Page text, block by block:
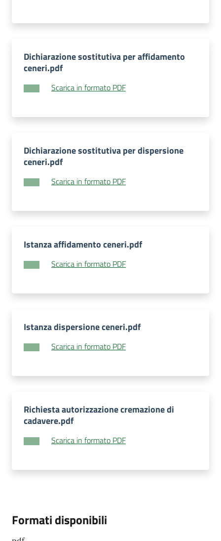
Dichiarazione sostitutiva per affidamento
ceneri.pdf
Scarica in formato PDF
Dichiarazione sostitutiva per dispersione
ceneri.pdf
Scarica in formato PDF
Istanza affidamento ceneri.pdf
Scarica in formato PDF
Istanza dispersione ceneri.pdf
Scarica in formato PDF
Richiesta autorizzazione cremazione di
cadavere.pdf
Scarica in formato PDF
Formati disponibili